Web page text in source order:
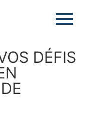
DÉFIS